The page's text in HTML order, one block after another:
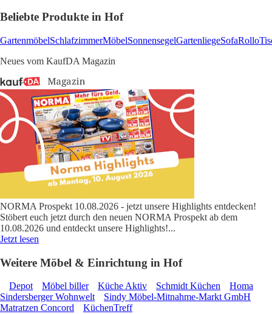
Beliebte Produkte in Hof
GartenmöbelSchlafzimmerMöbelSonnensegelGartenliegeSofaRollo
Neues vom KaufDA Magazin
NORMA Prospekt 10.08.2026 - jetzt unsere Highlights entdecken!
Stöbert euch jetzt durch den neuen NORMA Prospekt ab dem
10.08.2026 und entdeckt unsere Highlights!...
Jetzt lesen
Weitere Möbel & Einrichtung in Hof
Depot Möbel biller Küche Aktiv Schmidt Küchen
Homa
Sindersberger Wohnwelt
Sindy Möbel-Mitnahme-Markt GmbH
Matratzen Concord
KüchenTreff